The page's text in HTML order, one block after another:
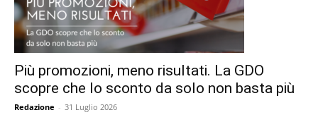
Più promozioni, meno risultati. La GDO
scopre che lo sconto da solo non basta più
Redazione - 31 Luglio 2026